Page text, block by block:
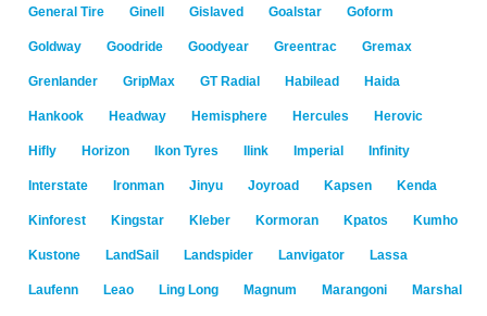
General Tire Ginell Gislaved Goalstar Goform
Goldway Goodride Goodyear Greentrac Gremax
Grenlander GripMax GT Radial Habilead Haida
Hankook Headway Hemisphere Hercules Herovic
Hifly Horizon Ikon Tyres Ilink Imperial Infinity
Interstate Ironman Jinyu Joyroad Kapsen Kenda
Kinforest Kingstar Kleber Kormoran Kpatos Kumho
Kustone LandSail Landspider Lanvigator Lassa
Laufenn Leao Ling Long Magnum Marangoni Marshal